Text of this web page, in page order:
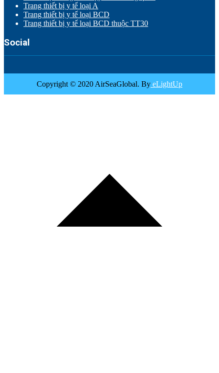
Trang thiết bị y tế loại A
Trang thiết bị y tế loại BCD
Trang thiết bị y tế loại BCD thuộc TT30
Social
Copyright © 2020 AirSeaGlobal. By eLightUp